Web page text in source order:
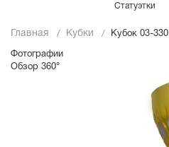
Статуэтки
Главная Кубки Кубок 03-330
Фотографии
Обзор 360°